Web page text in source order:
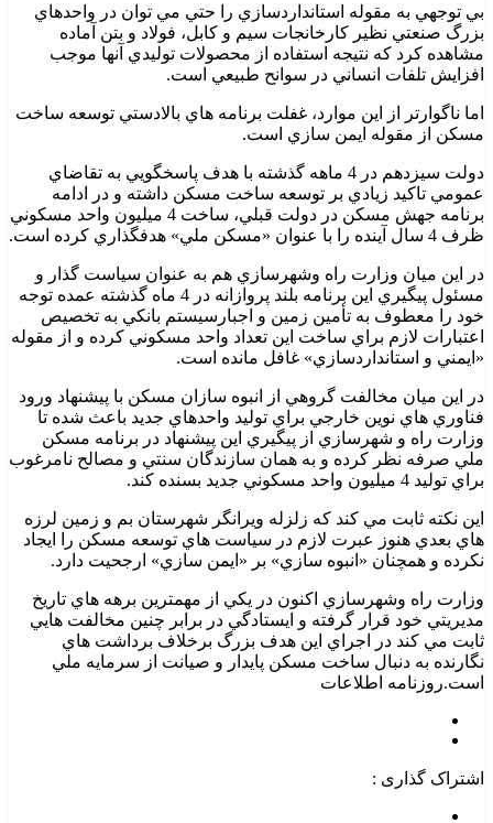
بي توجهي به مقوله استانداردسازي را حتي مي توان در واحدهاي
بزرگ صنعتي نظير کارخانجات سيم و کابل، فولاد و بتن آماده
مشاهده کرد که نتيجه استفاده از محصولات توليدي آنها موجب
افزايش تلفات انساني در سوانح طبيعي است.
اما ناگوارتر از اين موارد، غفلت برنامه هاي بالادستي توسعه ساخت
مسکن از مقوله ايمن سازي است.
دولت سيزدهم در 4 ماهه گذشته با هدف پاسخگويي به تقاضاي
عمومي تاکيد زيادي بر توسعه ساخت مسکن داشته و در ادامه
برنامه جهش مسکن در دولت قبلي، ساخت 4 ميليون واحد مسکوني
ظرف 4 سال آينده را با عنوان «مسکن ملي» هدفگذاري کرده است.
در اين ميان وزارت راه وشهرسازي هم به عنوان سياست گذار و
مسئول پيگيري اين برنامه بلند پروازانه در 4 ماه گذشته عمده توجه
خود را معطوف به تأمين زمين و اجبارسيستم بانکي به تخصيص
اعتبارات لازم براي ساخت اين تعداد واحد مسکوني کرده و از مقوله
«ايمني و استانداردسازي» غافل مانده است.
در اين ميان مخالفت گروهي از انبوه سازان مسکن با پيشنهاد ورود
فناوري هاي نوين خارجي براي توليد واحدهاي جديد باعث شده تا
وزارت راه و شهرسازي از پيگيري اين پيشنهاد در برنامه مسکن
ملي صرفه نظر کرده و به همان سازندگان سنتي و مصالح نامرغوب
براي توليد 4 ميليون واحد مسکوني جديد بسنده کند.
اين نکته ثابت مي کند که زلزله ويرانگر شهرستان بم و زمين لرزه
هاي بعدي هنوز عبرت لازم در سياست هاي توسعه مسکن را ايجاد
نکرده و همچنان «انبوه سازي» بر «ايمن سازي» ارجحيت دارد.
وزارت راه وشهرسازي اکنون در يکي از مهمترين برهه هاي تاريخ
مديريتي خود قرار گرفته و ايستادگي در برابر چنين مخالفت هايي
ثابت مي کند در اجراي اين هدف بزرگ برخلاف برداشت هاي
نگارنده به دنبال ساخت مسکن پايدار و صيانت از سرمايه ملي
است.روزنامه اطلاعات
اشتراک گذاری :